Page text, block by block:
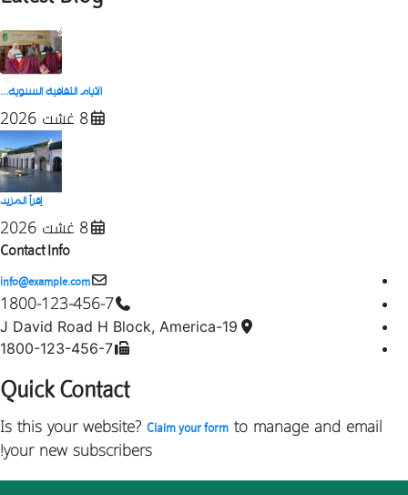
الأيام الثقافية السنوية...
8 غشت 2026
إقرأ المزيد
8 غشت 2026
Contact Info
info@example.com
1800-123-456-7
19-J David Road H Block, America
1800-123-456-7
Quick Contact
Is this your website? Claim your form to manage and email
your new subscribers!